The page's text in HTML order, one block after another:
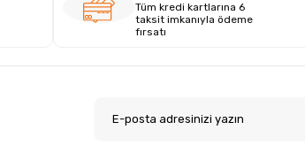
Tüm kredi kartlarına 6
taksit imkanıyla ödeme
fırsatı